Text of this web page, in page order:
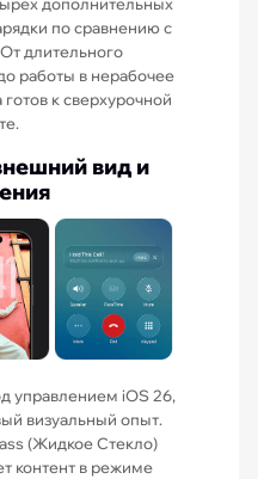
по сравнению с
длительного
работы в нерабочее
к сверхурочной
вид и
управлением iOS 26,
визуальный опыт.
(Жидкое Стекло)
контент в режиме